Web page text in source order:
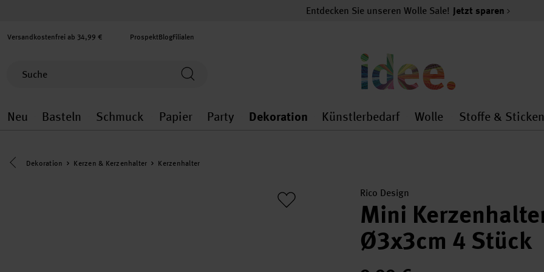
Entdecken Sie unseren Wolle Sale! Jetzt sparen
Versandkostenfrei ab 34,99 € ProspektBlogFilialen
Neu
Neu general.openMenu
Basteln
Basteln general.openMenu
Schmuck
Schmuck general.openMenu
Papier
Papier general.openMenu
Party
Party general.openMenu
Dekoration
Dekoration general.openMenu
Künstlerbedarf
Künstlerbedarf
Wolle
Wolle
Stoffe & Sticken
Eine Kategorie zurück navigieren
Dekoration Kerzen & Kerzenhalter Kerzenhalter
Rico Design
Mini
Ø3x3cm 4 Stück